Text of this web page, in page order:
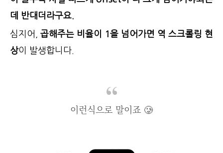
데 반대더라구요.
심지어, 곱해주는 비율이 1을 넘어가면 역 스크롤링 현
상이 발생합니다.
이런식으로 말이죠 🥲